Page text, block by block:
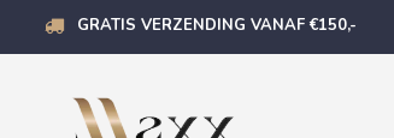
GRATIS VERZENDING VANAF €150,-